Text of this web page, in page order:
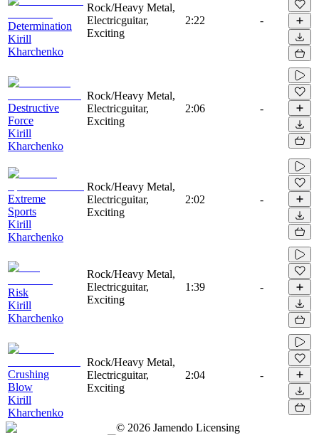
Determination
Kirill
Kharchenko
Rock/Heavy Metal,
Electricguitar,
Exciting
2:22 -
Destructive
Force
Kirill
Kharchenko
Rock/Heavy Metal,
Electricguitar,
Exciting
2:06 -
Extreme
Sports
Kirill
Kharchenko
Rock/Heavy Metal,
Electricguitar,
Exciting
2:02 -
Risk
Kirill
Kharchenko
Rock/Heavy Metal,
Electricguitar,
Exciting
1:39 -
Crushing
Blow
Kirill
Kharchenko
Rock/Heavy Metal,
Electricguitar,
Exciting
2:04 -
© 2026 Jamendo Licensing